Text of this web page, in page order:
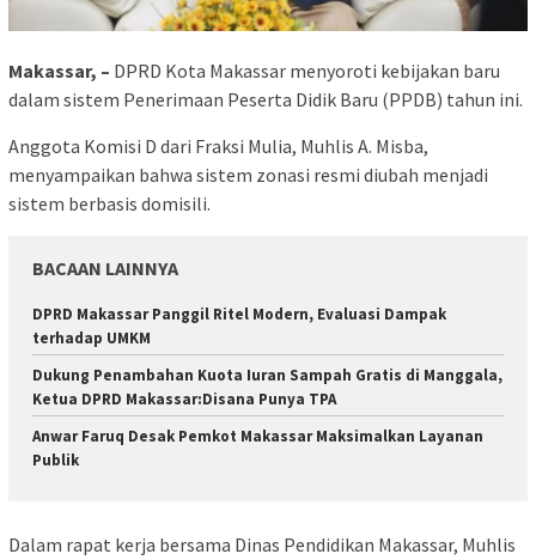
Makassar, – DPRD Kota Makassar menyoroti kebijakan baru
dalam sistem Penerimaan Peserta Didik Baru (PPDB) tahun ini.
Anggota Komisi D dari Fraksi Mulia, Muhlis A. Misba,
menyampaikan bahwa sistem zonasi resmi diubah menjadi
sistem berbasis domisili.
BACAAN LAINNYA
DPRD Makassar Panggil Ritel Modern, Evaluasi Dampak
terhadap UMKM
Dukung Penambahan Kuota Iuran Sampah Gratis di Manggala,
Ketua DPRD Makassar:Disana Punya TPA
Anwar Faruq Desak Pemkot Makassar Maksimalkan Layanan
Publik
Dalam rapat kerja bersama Dinas Pendidikan Makassar, Muhlis